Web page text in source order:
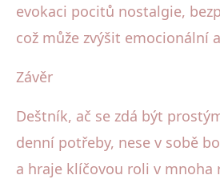
evokaci pocitů nostalgie,
což může zvýšit emocionální
Závěr
Deštník, ač se zdá být
denní potřeby, nese v sobě
a hraje klíčovou roli v mnoha